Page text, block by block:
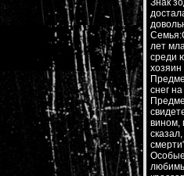
Знак
лет
среди
хозяин
снег
вином,
Особые